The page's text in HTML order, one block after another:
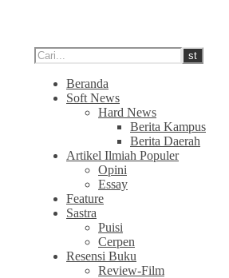
Beranda
Soft News
Hard News
Berita Kampus
Berita Daerah
Artikel Ilmiah Populer
Opini
Essay
Feature
Sastra
Puisi
Cerpen
Resensi Buku
Review-Film